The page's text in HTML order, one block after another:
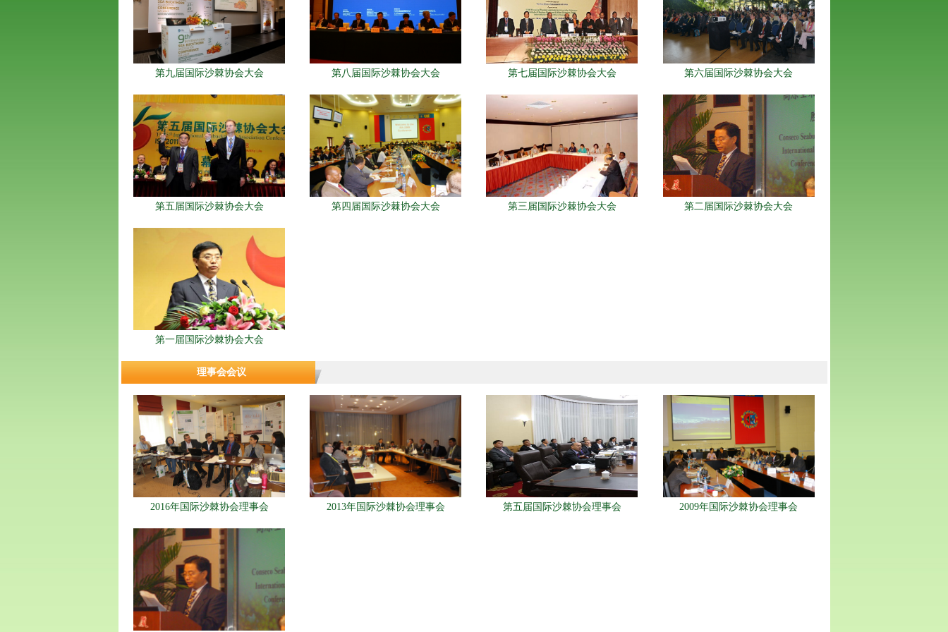
第九届国际沙棘协会大会 第八届国际沙棘协会大会 第七届国际沙棘协会大会 第六届国际沙棘协会大会
第五届国际沙棘协会大会 第四届国际沙棘协会大会 第三届国际沙棘协会大会 第二届国际沙棘协会大会
第一届国际沙棘协会大会
理事会会议
2016年国际沙棘协会理事会 2013年国际沙棘协会理事会 第五届国际沙棘协会理事会 2009年国际沙棘协会理事会